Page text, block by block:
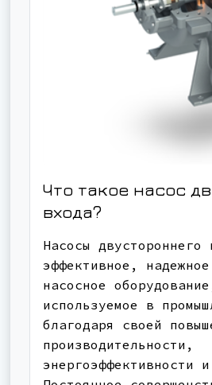
Что такое насос
входа?
Насосы двустороннего
эффективное,
насосное
используемое в
благодаря своей
производительности,
энергоэффективности